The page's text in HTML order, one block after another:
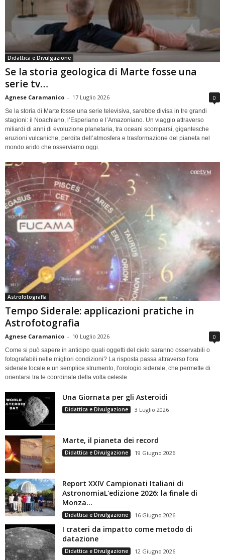
Didattica e Divulgazione
Se la storia geologica di Marte fosse una
serie tv…
Agnese Caramanico - 17 Luglio 2026 0
Se la storia di Marte fosse una serie televisiva, sarebbe divisa in tre grandi
stagioni: il Noachiano, l’Esperiano e l’Amazoniano. Un viaggio attraverso
miliardi di anni di evoluzione planetaria, tra oceani scomparsi, gigantesche
eruzioni vulcaniche, perdita dell’atmosfera e trasformazione del pianeta nel
mondo arido che osserviamo oggi.
Astrofotografia
Tempo Siderale: applicazioni pratiche in
Astrofotografia
Agnese Caramanico - 10 Luglio 2026 0
Come si può sapere in anticipo quali oggetti del cielo saranno osservabili o
fotografabili nelle migliori condizioni? La risposta passa attraverso l'ora
siderale locale e un semplice strumento, l'orologio siderale, che permette di
orientarsi tra le coordinate della volta celeste
Una Giornata per gli Asteroidi
Didattica e Divulgazione 3 Luglio 2026
Marte, il pianeta dei record
Didattica e Divulgazione 19 Giugno 2026
Report XXIV Campionati Italiani di
AstronomiaL'edizione 2026: la finale di
Monza...
Didattica e Divulgazione 16 Giugno 2026
I crateri da impatto come metodo di
datazione
Didattica e Divulgazione 12 Giugno 2026